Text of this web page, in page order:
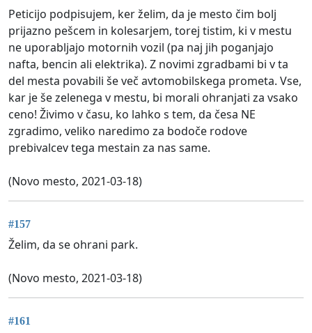
Peticijo podpisujem, ker želim, da je mesto čim bolj
prijazno pešcem in kolesarjem, torej tistim, ki v mestu
ne uporabljajo motornih vozil (pa naj jih poganjajo
nafta, bencin ali elektrika). Z novimi zgradbami bi v ta
del mesta povabili še več avtomobilskega prometa. Vse,
kar je še zelenega v mestu, bi morali ohranjati za vsako
ceno! Živimo v času, ko lahko s tem, da česa NE
zgradimo, veliko naredimo za bodoče rodove
prebivalcev tega mestain za nas same.
(Novo mesto, 2021-03-18)
#157
Želim, da se ohrani park.
(Novo mesto, 2021-03-18)
#161